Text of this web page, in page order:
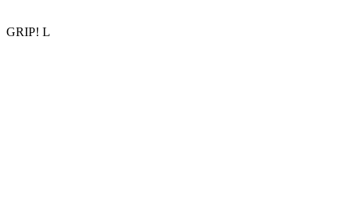
GRIP! L